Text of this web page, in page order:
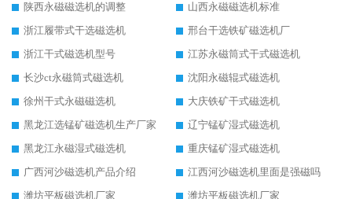
陕西永磁磁选机的调整
山西永磁磁选机标准
浙江履带式干选磁选机
邢台干选铁矿磁选机厂
浙江干式磁选机型号
江苏永磁筒式干式磁选机
长沙ct永磁筒式磁选机
沈阳永磁辊式磁选机
徐州干式永磁磁选机
大庆铁矿干式磁选机
黑龙江选锰矿磁选机生产厂家
辽宁锰矿湿式磁选机
黑龙江永磁湿式磁选机
重庆锰矿湿式磁选机
广西河沙磁选机产品介绍
江西河沙磁选机里面是强磁吗
潍坊平板磁选机厂家
潍坊平板磁选机厂家